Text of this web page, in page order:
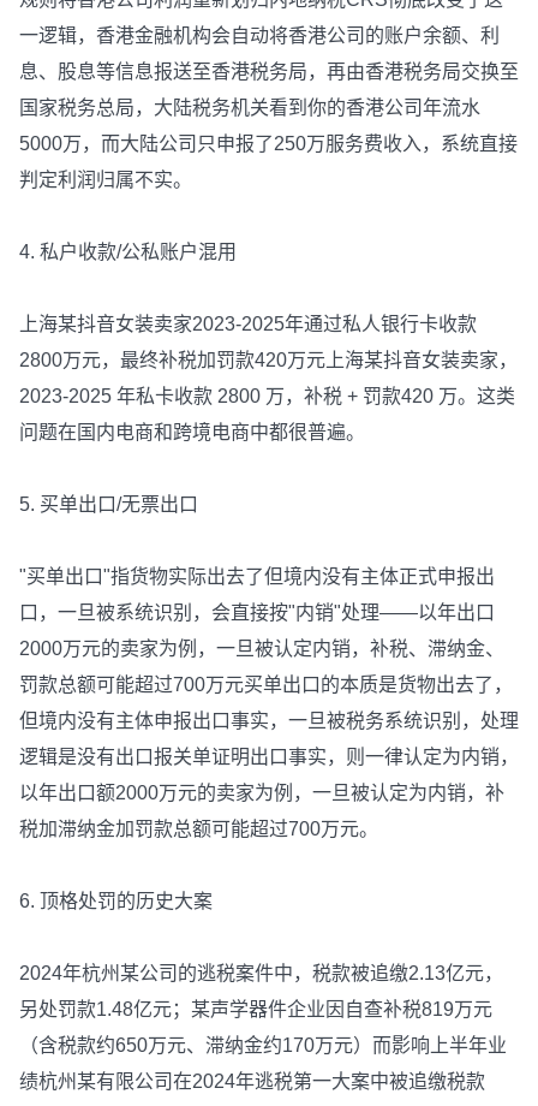
一逻辑，香港金融机构会自动将香港公司的账户余额、利
息、股息等信息报送至香港税务局，再由香港税务局交换至
国家税务总局，大陆税务机关看到你的香港公司年流水
5000万，而大陆公司只申报了250万服务费收入，系统直接
判定利润归属不实。
4. 私户收款/公私账户混用
上海某抖音女装卖家2023-2025年通过私人银行卡收款
2800万元，最终补税加罚款420万元上海某抖音女装卖家，
2023-2025 年私卡收款 2800 万，补税 + 罚款420 万。这类
问题在国内电商和跨境电商中都很普遍。
5. 买单出口/无票出口
"买单出口"指货物实际出去了但境内没有主体正式申报出
口，一旦被系统识别，会直接按"内销"处理——以年出口
2000万元的卖家为例，一旦被认定内销，补税、滞纳金、
罚款总额可能超过700万元买单出口的本质是货物出去了，
但境内没有主体申报出口事实，一旦被税务系统识别，处理
逻辑是没有出口报关单证明出口事实，则一律认定为内销，
以年出口额2000万元的卖家为例，一旦被认定为内销，补
税加滞纳金加罚款总额可能超过700万元。
6. 顶格处罚的历史大案
2024年杭州某公司的逃税案件中，税款被追缴2.13亿元，
另处罚款1.48亿元；某声学器件企业因自查补税819万元
（含税款约650万元、滞纳金约170万元）而影响上半年业
绩杭州某有限公司在2024年逃税第一大案中被追缴税款